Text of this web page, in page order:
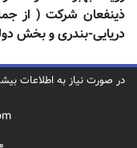
ذینفعان شرکت ( از
دریایی-بندری و بخش
در صورت نیاز به اطلاعات